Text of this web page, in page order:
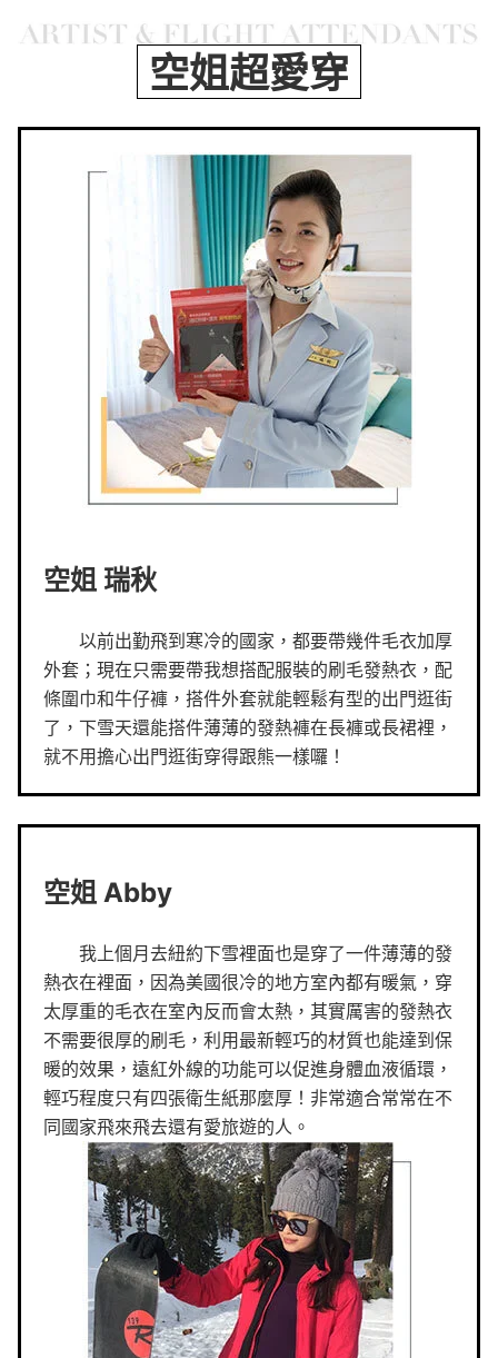
空姐超愛穿
空姐 瑞秋
以前出勤飛到寒冷的國家，都要帶幾件毛衣加厚
外套；現在只需要帶我想搭配服裝的刷毛發熱衣，配
條圍巾和牛仔褲，搭件外套就能輕鬆有型的出門逛街
了，下雪天還能搭件薄薄的發熱褲在長褲或長裙裡，
就不用擔心出門逛街穿得跟熊一樣囉！
空姐 Abby
我上個月去紐約下雪裡面也是穿了一件薄薄的發
熱衣在裡面，因為美國很冷的地方室內都有暖氣，穿
太厚重的毛衣在室內反而會太熱，其實厲害的發熱衣
不需要很厚的刷毛，利用最新輕巧的材質也能達到保
暖的效果，遠紅外線的功能可以促進身體血液循環，
輕巧程度只有四張衛生紙那麼厚！非常適合常常在不
同國家飛來飛去還有愛旅遊的人。